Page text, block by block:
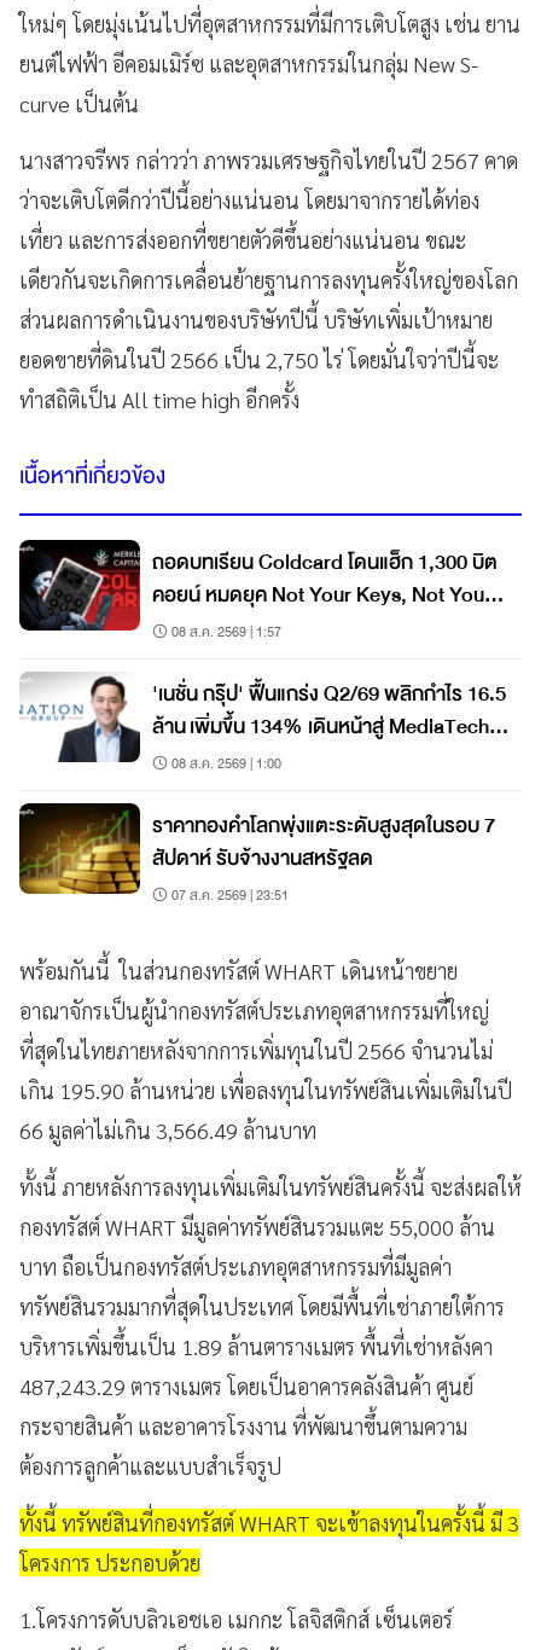
ใหม่ๆ โดยมุ่งเน้นไปที่อุตสาหกรรมที่มีการเติบโตสูง เช่น ยาน
ยนต์ไฟฟ้า อีคอมเมิร์ซ และอุตสาหกรรมในกลุ่ม New S-
curve เป็นต้น
นางสาวจรีพร กล่าวว่า ภาพรวมเศรษฐกิจไทยในปี 2567 คาด
ว่าจะเติบโตดีกว่าปีนี้อย่างแน่นอน โดยมาจากรายได้ท่อง
เที่ยว และการส่งออกที่ขยายตัวดีขึ้นอย่างแน่นอน ขณะ
เดียวกันจะเกิดการเคลื่อนย้ายฐานการลงทุนครั้งใหญ่ของโลก
ส่วนผลการดำเนินงานของบริษัทปีนี้ บริษัทเพิ่มเป้าหมาย
ยอดขายที่ดินในปี 2566 เป็น 2,750 ไร่ โดยมั่นใจว่าปีนี้จะ
ทำสถิติเป็น All time high อีกครั้ง
เนื้อหาที่เกี่ยวข้อง
ถอดบทเรียน Coldcard โดนแฮ็ก 1,300 บิต
คอยน์ หมดยุค Not Your Keys, Not Your
Coins?
08 ส.ค. 2569 | 1:57
'เนชั่น กรุ๊ป' ฟื้นแกร่ง Q2/69 พลิกกำไร 16.5
ล้าน เพิ่มขึ้น 134% เดินหน้าสู่ MediaTech
เต็มรูปแบบ
08 ส.ค. 2569 | 1:00
ราคาทองคำโลกพุ่งแตะระดับสูงสุดในรอบ 7
สัปดาห์ รับจ้างงานสหรัฐลด
07 ส.ค. 2569 | 23:51
พร้อมกันนี้ ในส่วนกองทรัสต์ WHART เดินหน้าขยาย
อาณาจักรเป็นผู้นำกองทรัสต์ประเภทอุตสาหกรรมที่ใหญ่
ที่สุดในไทยภายหลังจากการเพิ่มทุนในปี 2566 จำนวนไม่
เกิน 195.90 ล้านหน่วย เพื่อลงทุนในทรัพย์สินเพิ่มเติมในปี
66 มูลค่าไม่เกิน 3,566.49 ล้านบาท
ทั้งนี้ ภายหลังการลงทุนเพิ่มเติมในทรัพย์สินครั้งนี้ จะส่งผลให้
กองทรัสต์ WHART มีมูลค่าทรัพย์สินรวมแตะ 55,000 ล้าน
บาท ถือเป็นกองทรัสต์ประเภทอุตสาหกรรมที่มีมูลค่า
ทรัพย์สินรวมมากที่สุดในประเทศ โดยมีพื้นที่เช่าภายใต้การ
บริหารเพิ่มขึ้นเป็น 1.89 ล้านตารางเมตร พื้นที่เช่าหลังคา
487,243.29 ตารางเมตร โดยเป็นอาคารคลังสินค้า ศูนย์
กระจายสินค้า และอาคารโรงงาน ที่พัฒนาขึ้นตามความ
ต้องการลูกค้าและแบบสำเร็จรูป
ทั้งนี้ ทรัพย์สินที่กองทรัสต์ WHART จะเข้าลงทุนในครั้งนี้ มี 3
โครงการ ประกอบด้วย
1.โครงการดับบลิวเอชเอ เมกกะ โลจิสติกส์ เซ็นเตอร์